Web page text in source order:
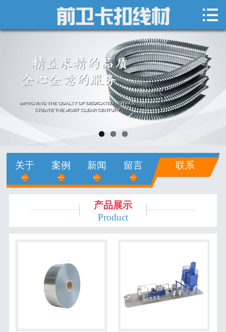
 网站首页
关于我们
新闻中心
产品展示
销售网络
在线留言
联系我们

关于 案例 新闻 留言 联系
产品展示
Product